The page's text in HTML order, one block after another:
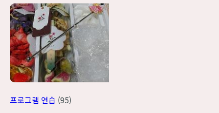
프로그램 연습 (95)